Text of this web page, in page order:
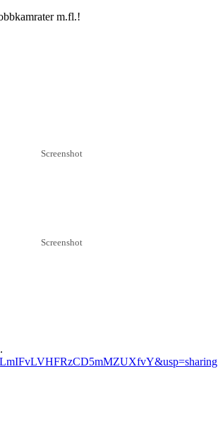
m.fl.!
Screenshot
Screenshot
.